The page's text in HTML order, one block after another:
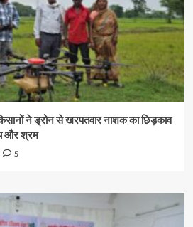
ने ड्रोन से खरपतवार नाशक का छिड़काव
और श्रम
5